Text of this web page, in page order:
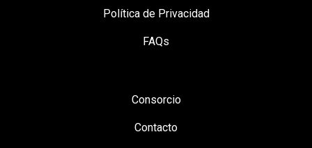
Política de Privacidad
FAQs
Consorcio
Contacto